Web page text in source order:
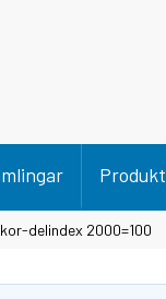
delindex 2000=100